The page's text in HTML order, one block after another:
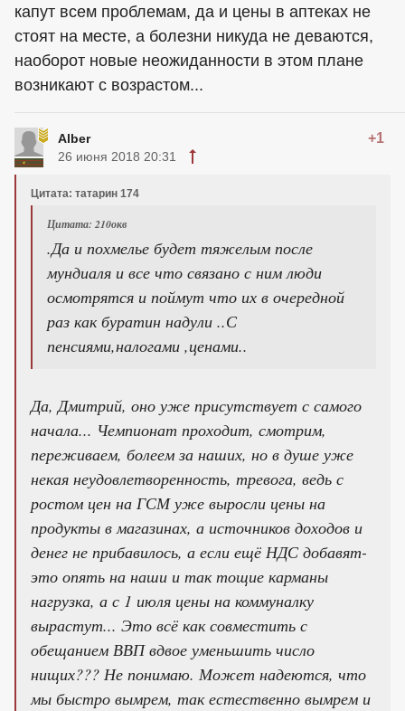
капут всем проблемам, да и цены в аптеках не
стоят на месте, а болезни никуда не деваются,
наоборот новые неожиданности в этом плане
возникают с возрастом...
Alber +1
26 июня 2018 20:31
Цитата: татарин 174
Цитата: 210окв
.Да и похмелье будет тяжелым после
мундиаля и все что связано с ним люди
осмотрятся и поймут что их в очередной
раз как буратин надули ..С
пенсиями,налогами ,ценами..
Да, Дмитрий, оно уже присутствует с самого
начала... Чемпионат проходит, смотрим,
переживаем, болеем за наших, но в душе уже
некая неудовлетворенность, тревога, ведь с
ростом цен на ГСМ уже выросли цены на
продукты в магазинах, а источников доходов и
денег не прибавилось, а если ещё НДС добавят-
это опять на наши и так тощие карманы
нагрузка, а с 1 июля цены на коммуналку
вырастут... Это всё как совместить с
обещанием ВВП вдвое уменьшить число
нищих??? Не понимаю. Может надеются, что
мы быстро вымрем, так естественно вымрем и